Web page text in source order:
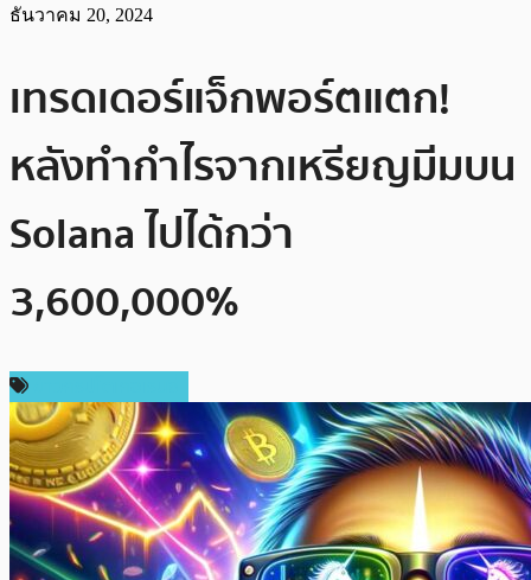
ธันวาคม 20, 2024
เทรดเดอร์แจ็กพอร์ตแตก!
หลังทำกำไรจากเหรียญมีมบน
Solana ไปได้กว่า
3,600,000%